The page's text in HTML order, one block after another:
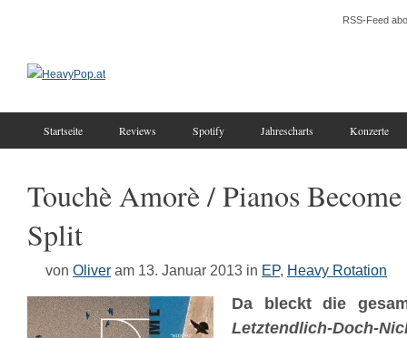
RSS-Feed
Startseite Reviews Spotify Jahrescharts Konzerte
Touchè Amorè / Pianos
Split
von Oliver am 13. Januar 2013 in EP, Heavy Rotation
Da bleckt die
Letztendlich-Doch-